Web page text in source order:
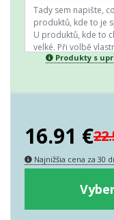
Produkty s
16.91 €
Najnižšia cena za 30